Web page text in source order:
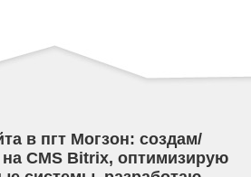
в пгт Могзон: создам/
CMS Bitrix, оптимизирую